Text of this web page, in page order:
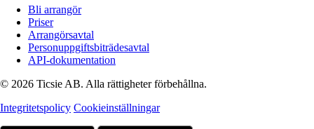
Bli arrangör
Priser
Arrangörsavtal
Personuppgiftsbiträdesavtal
API-dokumentation
© 2026 Ticsie AB. Alla rättigheter förbehållna.
Integritetspolicy Cookieinställningar